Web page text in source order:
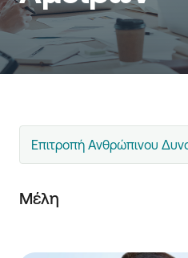
Επιτροπή Ανθρώπινου
Μέλη